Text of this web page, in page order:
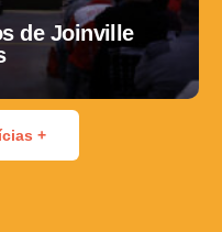
de Joinville
+